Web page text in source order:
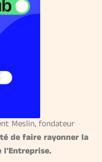
Meslin, fondateur
de faire rayonner la